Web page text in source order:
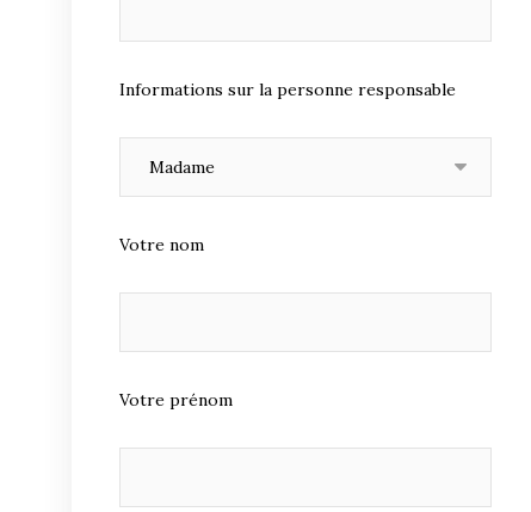
Informations sur la personne responsable
Votre nom
Votre prénom